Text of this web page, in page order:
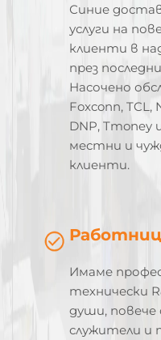
Синие
услуги на
клиенти в
през
Насочено
Foxconn, TCL,
DNP, Tmoney
местни и
клиенти.
Имаме
технически
души,
служители и